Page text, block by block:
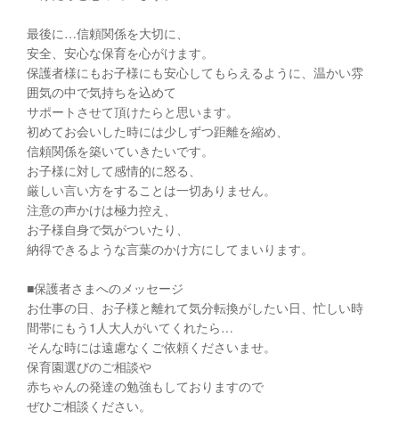
最後に…信頼関係を大切に、
安全、安心な保育を心がけます。
保護者様にもお子様にも安心してもらえるように、温かい雰
囲気の中で気持ちを込めて
サポートさせて頂けたらと思います。
初めてお会いした時には少しずつ距離を縮め、
信頼関係を築いていきたいです。
お子様に対して感情的に怒る、
厳しい言い方をすることは一切ありません。
注意の声かけは極力控え、
お子様自身で気がついたり、
納得できるような言葉のかけ方にしてまいります。
■保護者さまへのメッセージ
お仕事の日、お子様と離れて気分転換がしたい日、忙しい時
間帯にもう1人大人がいてくれたら…
そんな時には遠慮なくご依頼くださいませ。
保育園選びのご相談や
赤ちゃんの発達の勉強もしておりますので
ぜひご相談ください。